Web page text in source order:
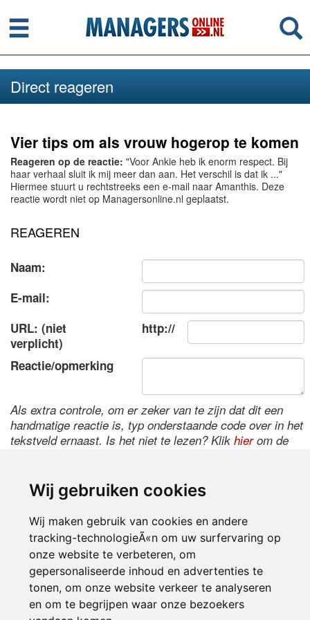
Wij gebruiken cookies
Wij maken gebruik van cookies en andere
tracking-technologieÃ«n om uw surfervaring op
onze website te verbeteren, om
gepersonaliseerde inhoud en advertenties te
tonen, om onze website verkeer te analyseren
en om te begrijpen waar onze bezoekers
Menu
Direct reageren
Vier tips om als vrouw hogerop te komen
Reageren op de reactie: "Voor Ankie heb ik enorm respect. Bij
haar verhaal sluit ik mij meer dan aan. Het verschil is dat ik ..."
Hiermee stuurt u rechtstreeks een e-mail naar Amanthis. Deze
reactie wordt niet op Managersonline.nl geplaatst.
REAGEREN
Naam:
E-mail:
URL: (niet
verplicht)
http://
Reactie/opmerking
Als extra controle, om er zeker van te zijn dat dit een
handmatige reactie is, typ onderstaande code over in het
tekstveld ernaast. Is het niet te lezen? Klik hierom de
Inloggen